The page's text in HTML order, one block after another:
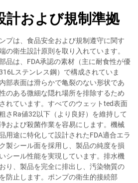
計および規制準拠
プは、食品安全および規制遵守に関す
の衛生設計原則を取り入れています。
品は、FDA承認の素材（主に耐食性が優
ステンレス鋼）で構成されていま
部表面は滑らかで亀裂のない形状であ
のある微細な隠れ場所を排除するため
れています。すべてのウェットted表面
さRa値32以下（より良好）を維持して
および殺菌作業を容易にします。機械
用途に特化して設計されたFDA適合エラ
製シール面を採用し、製品の純度を損
シール性能を実現しています。排水機
り、製品を完全に排出し、汚染物質の
防止します。ポンプの衛生的接続部